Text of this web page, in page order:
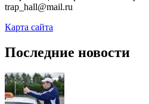
trap_hall@mail.ru
Карта сайта
Последние новости